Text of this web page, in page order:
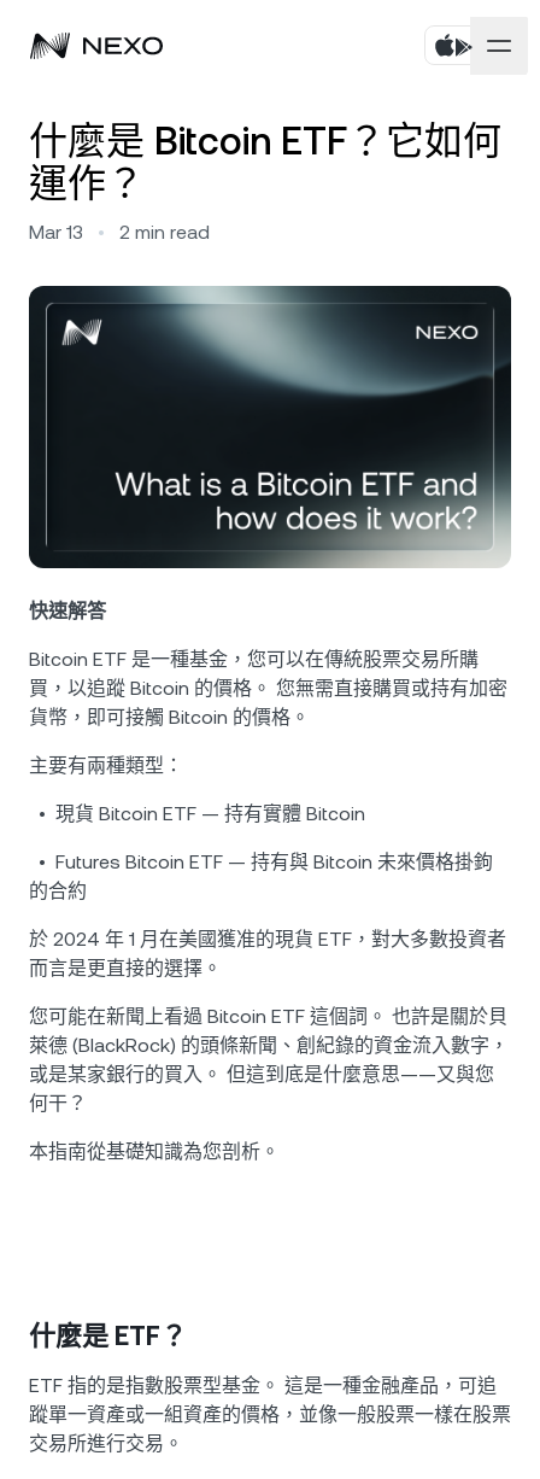
購買資產
彈性儲蓄
定期儲蓄
Credit Line
Nexo Card
商務
Prime Brokerage
Payment Gateway
過去 24 小時市場上漲
Ethereum ETH 0.05%
1.61%
Tether
USD Coin USDC 0%
XRP XRP
Solana
EURC EURC 0.06%
瀏覽所有資產
企業
新聞與洞察
幫助中心
財富學院
什麼是 Bitcoin ETF？它如何
運作？
Mar 13 • 2 min read
快速解答
Bitcoin ETF 是一種基金，您可以在傳統股票交易所購
買，以追蹤 Bitcoin 的價格。 您無需直接購買或持有加密
貨幣，即可接觸 Bitcoin 的價格。
主要有兩種類型：
• 現貨 Bitcoin ETF — 持有實體 Bitcoin
• Futures Bitcoin ETF — 持有與 Bitcoin 未來價格掛鉤
的合約
於 2024 年 1 月在美國獲准的現貨 ETF，對大多數投資者
而言是更直接的選擇。
您可能在新聞上看過 Bitcoin ETF 這個詞。 也許是關於貝
萊德 (BlackRock) 的頭條新聞、創紀錄的資金流入數字，
或是某家銀行的買入。 但這到底是什麼意思——又與您
何干？
本指南從基礎知識為您剖析。
什麼是 ETF？
ETF 指的是指數股票型基金。 這是一種金融產品，可追
蹤單一資產或一組資產的價格，並像一般股票一樣在股票
交易所進行交易。